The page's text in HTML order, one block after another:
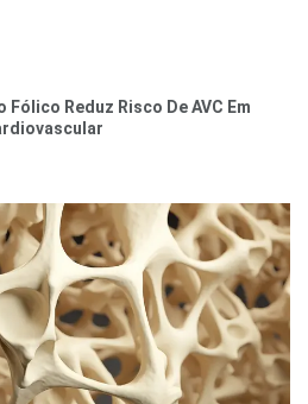
Reduz Risco De AVC Em